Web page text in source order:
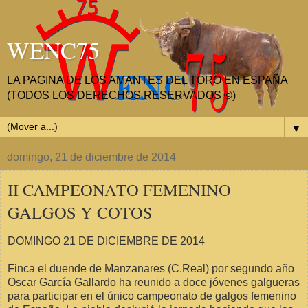
WENC75
LA PAGINA DE LOS AMANTES DEL TORO EN ESPAÑA
(TODOS LOS DERECHOS RESERVADOS ©)
▼
domingo, 21 de diciembre de 2014
II CAMPEONATO FEMENINO
GALGOS Y COTOS
DOMINGO 21 DE DICIEMBRE DE 2014
Finca el duende de Manzanares (C.Real) por segundo año
Oscar García Gallardo ha reunido a doce jóvenes galgueras
para participar en el único campeonato de galgos femenino